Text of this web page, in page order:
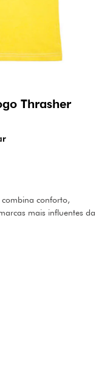
Thrasher
conforto,
mais influentes da